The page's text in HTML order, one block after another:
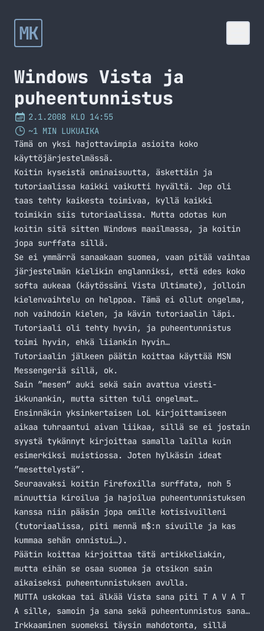
MK
Windows Vista ja
puheentunnistus
2.1.2008 KLO 14:55
~1 MIN LUKUAIKA
Tämä on yksi hajottavimpia asioita koko
käyttöjärjestelmässä.
Koitin kyseistä ominaisuutta, äskettäin ja
tutoriaalissa kaikki vaikutti hyvältä. Jep oli
taas tehty kaikesta toimivaa, kyllä kaikki
toimikin siis tutoriaalissa. Mutta odotas kun
koitin sitä sitten Windows maailmassa, ja koitin
jopa surffata sillä.
Se ei ymmärrä sanaakaan suomea, vaan pitää vaihtaa
järjestelmän kielikin englanniksi, että edes koko
softa aukeaa (käytössäni Vista Ultimate), jolloin
kielenvaihtelu on helppoa. Tämä ei ollut ongelma,
noh vaihdoin kielen, ja kävin tutoriaalin läpi.
Tutoriaali oli tehty hyvin, ja puheentunnistus
toimi hyvin, ehkä liiankin hyvin…
Tutoriaalin jälkeen päätin koittaa käyttää MSN
Messengeriä sillä, ok.
Sain ”mesen” auki sekä sain avattua viesti-
ikkunankin, mutta sitten tuli ongelmat…
Ensinnäkin yksinkertaisen LoL kirjoittamiseen
aikaa tuhraantui aivan liikaa, sillä se ei jostain
syystä tykännyt kirjoittaa samalla lailla kuin
esimerkiksi muistiossa. Joten hylkäsin ideat
”mesettelystä”.
Seuraavaksi koitin Firefoxilla surffata, noh 5
minuuttia kiroilua ja hajoilua puheentunnistuksen
kanssa niin pääsin jopa omille kotisivuilleni
(tutoriaalissa, piti mennä m$:n sivuille ja kas
kummaa sehän onnistui…).
Päätin koittaa kirjoittaa tätä artikkeliakin,
mutta eihän se osaa suomea ja otsikon sain
aikaiseksi puheentunnistuksen avulla.
MUTTA uskokaa tai älkää Vista sana piti T A V A T
A sille, samoin ja sana sekä puheentunnistus sana…
Irkkaaminen suomeksi täysin mahdotonta, sillä